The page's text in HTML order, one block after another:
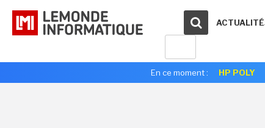
En ce moment : HP POLY